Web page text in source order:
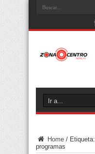
Home / Etiqueta:
programas